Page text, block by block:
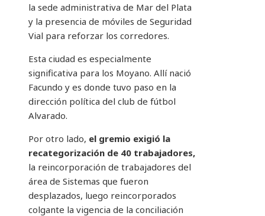
la sede administrativa de Mar del Plata
y la presencia de móviles de Seguridad
Vial para reforzar los corredores.
Esta ciudad es especialmente
significativa para los Moyano. Allí nació
Facundo y es donde tuvo paso en la
dirección política del club de fútbol
Alvarado.
Por otro lado, el gremio exigió la
recategorización de 40 trabajadores,
la reincorporación de trabajadores del
área de Sistemas que fueron
desplazados, luego reincorporados
colgante la vigencia de la conciliación